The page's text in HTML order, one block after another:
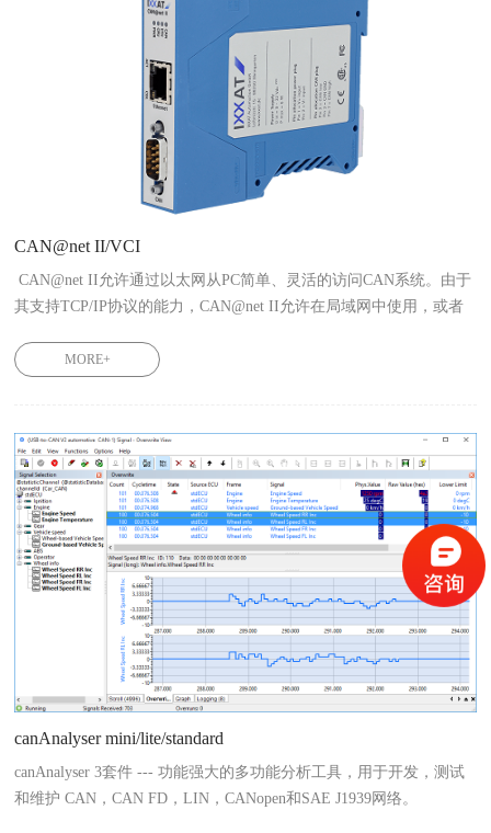
CAN@net II/VCI
CAN@net II允许通过以太网从PC简单、灵活的访问CAN系统。由于
其支持TCP/IP协议的能力，CAN@net II允许在局域网中使用，或者
CAN@net II/VCI 1.01.0086.10200
MORE+
canAnalyser mini/lite/standard
canAnalyser 3套件 --- 功能强大的多功能分析工具，用于开发，测试
和维护 CAN，CAN FD，LIN，CANopen和SAE J1939网络。